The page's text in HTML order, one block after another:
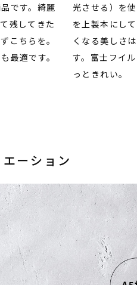
です。綺麗
残してきた
こちらを。
最適です。
光させる）を
を上製本にし
くなる美しさ
す。富士フイ
っときれい。
ーション